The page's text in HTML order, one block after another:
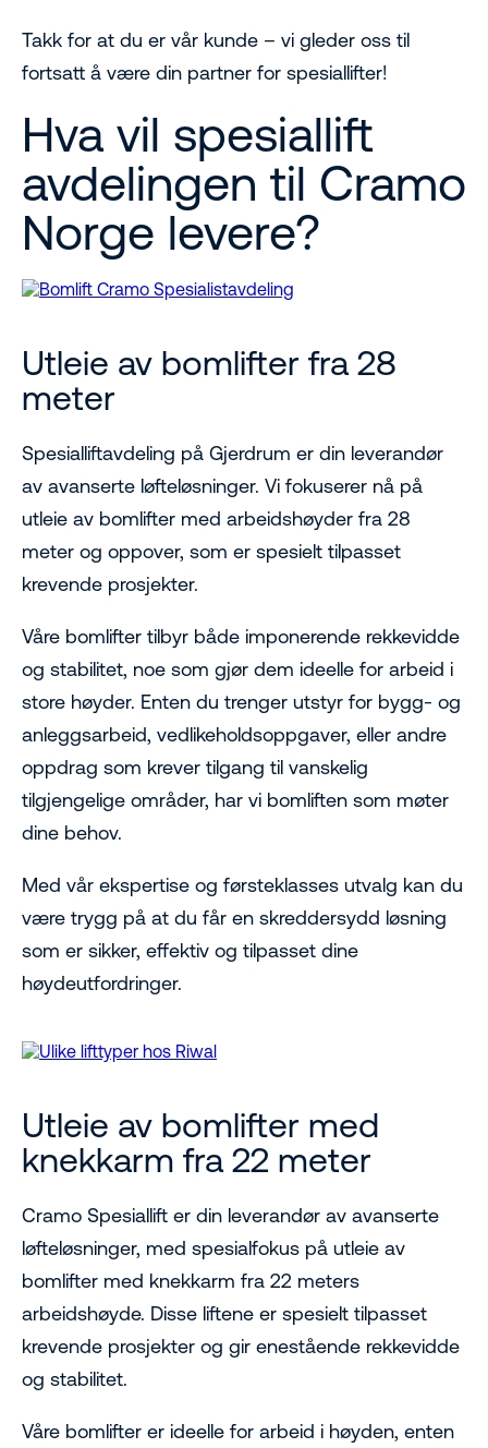
Takk for at du er vår kunde – vi gleder oss til
fortsatt å være din partner for spesiallifter!
Hva vil spesiallift
avdelingen til Cramo
Norge levere?
Utleie av bomlifter fra 28
meter
Spesialliftavdeling på Gjerdrum er din leverandør
av avanserte løfteløsninger. Vi fokuserer nå på
utleie av bomlifter med arbeidshøyder fra 28
meter og oppover, som er spesielt tilpasset
krevende prosjekter.
Våre bomlifter tilbyr både imponerende rekkevidde
og stabilitet, noe som gjør dem ideelle for arbeid i
store høyder. Enten du trenger utstyr for bygg- og
anleggsarbeid, vedlikeholdsoppgaver, eller andre
oppdrag som krever tilgang til vanskelig
tilgjengelige områder, har vi bomliften som møter
dine behov.
Med vår ekspertise og førsteklasses utvalg kan du
være trygg på at du får en skreddersydd løsning
som er sikker, effektiv og tilpasset dine
høydeutfordringer.
Utleie av bomlifter med
knekkarm fra 22 meter
Cramo Spesiallift er din leverandør av avanserte
løfteløsninger, med spesialfokus på utleie av
bomlifter med knekkarm fra 22 meters
arbeidshøyde. Disse liftene er spesielt tilpasset
krevende prosjekter og gir enestående rekkevidde
og stabilitet.
Våre bomlifter er ideelle for arbeid i høyden, enten